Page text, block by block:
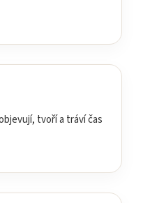
tvoří a tráví čas